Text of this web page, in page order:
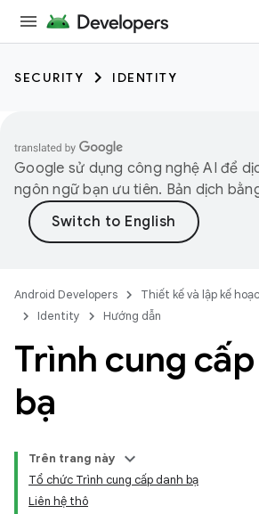
SECURITY IDENTITY
Google sử dụng công nghệ AI để
ngôn ngữ bạn ưu tiên. Bản dịch
Android Developers Thiết kế và lập kế
Identity
Hướng dẫn
Trình cung
bạ
Trên trang này
Tổ chức Trình cung cấp danh bạ
Liên hệ thô